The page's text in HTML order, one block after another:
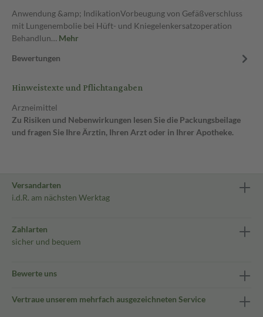
Anwendung &amp; IndikationVorbeugung von Gefäßverschluss
mit Lungenembolie bei Hüft- und Kniegelenkersatzoperation
Behandlun… Mehr
Bewertungen
Hinweistexte und Pflichtangaben
Arzneimittel
Zu Risiken und Nebenwirkungen lesen Sie die Packungsbeilage
und fragen Sie Ihre Ärztin, Ihren Arzt oder in Ihrer Apotheke.
Versandarten
i.d.R. am nächsten Werktag
Zahlarten
sicher und bequem
Bewerte uns
Vertraue unserem mehrfach ausgezeichneten Service